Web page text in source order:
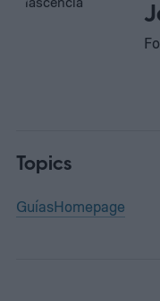
Topics
GuíasHomepage